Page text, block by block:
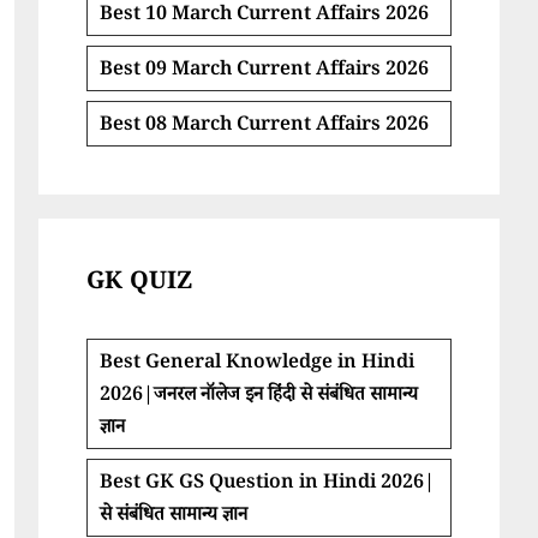
Best 10 March Current Affairs 2026
Best 09 March Current Affairs 2026
Best 08 March Current Affairs 2026
GK QUIZ
Best General Knowledge in Hindi
2026|जनरल नॉलेज इन हिंदी से संबंधित सामान्य
ज्ञान
Best GK GS Question in Hindi 2026|
से संबंधित सामान्य ज्ञान